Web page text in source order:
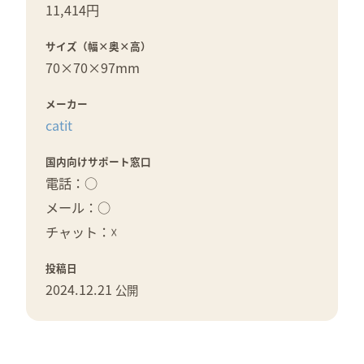
11,414円
サイズ（幅×奥×高）
70×70×97mm
メーカー
catit
国内向けサポート窓口
電話：○
メール：○
チャット：☓
投稿日
2024.12.21 公開